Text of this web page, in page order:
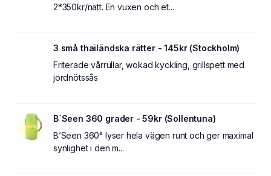
2*350kr/natt. En vuxen och et...
3 små thailändska rätter - 145kr (Stockholm)
Friterade vårrullar, wokad kyckling, grillspett med
jordnötssås
B´Seen 360 grader - 59kr (Sollentuna)
B’Seen 360° lyser hela vägen runt och ger maximal
synlighet i den m...